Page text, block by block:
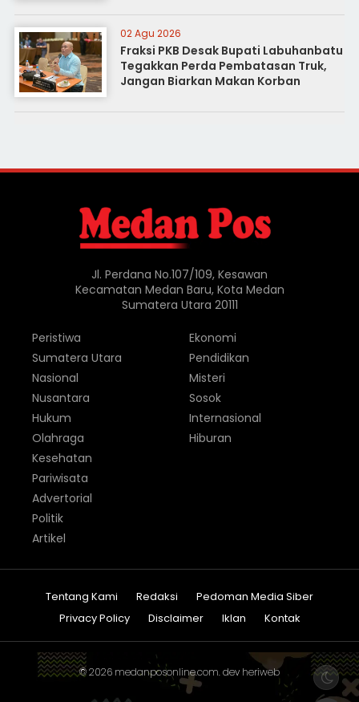
02 Agu 2026
Fraksi PKB Desak Bupati Labuhanbatu
Tegakkan Perda Pembatasan Truk,
Jangan Biarkan Makan Korban
Jl. Perdana No.107/109, Kesawan
Kecamatan Medan Baru, Kota Medan
Sumatera Utara 20111
Peristiwa
Sumatera Utara
Nasional
Nusantara
Hukum
Olahraga
Ekonomi
Pendidikan
Misteri
Sosok
Internasional
Hiburan
Kesehatan
Pariwisata
Advertorial
Politik
Artikel
Tentang Kami Redaksi
Pedoman Media Siber
Privacy Policy
Disclaimer Iklan Kontak
© 2026 medanposonline.com. dev heriweb